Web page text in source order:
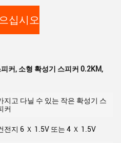
십시오
커, 소형 확성기 스피커 0.2KM,
지고 다닐 수 있는 작은 확성기 스
커
전지 6 Ｘ 1.5V 또는 4 Ｘ 1.5V